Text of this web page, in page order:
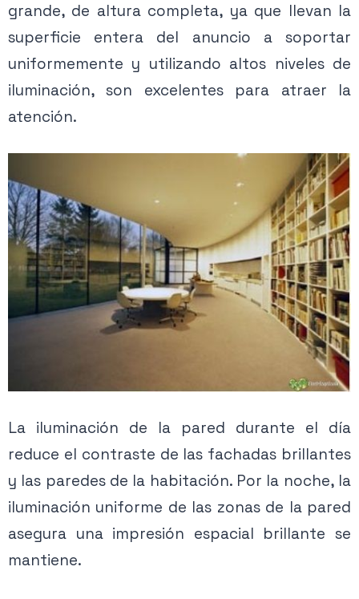
grande, de altura completa, ya que llevan la
superficie entera del anuncio a soportar
uniformemente y utilizando altos niveles de
iluminación, son excelentes para atraer la
atención.
La iluminación de la pared durante el día
reduce el contraste de las fachadas brillantes
y las paredes de la habitación. Por la noche, la
iluminación uniforme de las zonas de la pared
asegura una impresión espacial brillante se
mantiene.